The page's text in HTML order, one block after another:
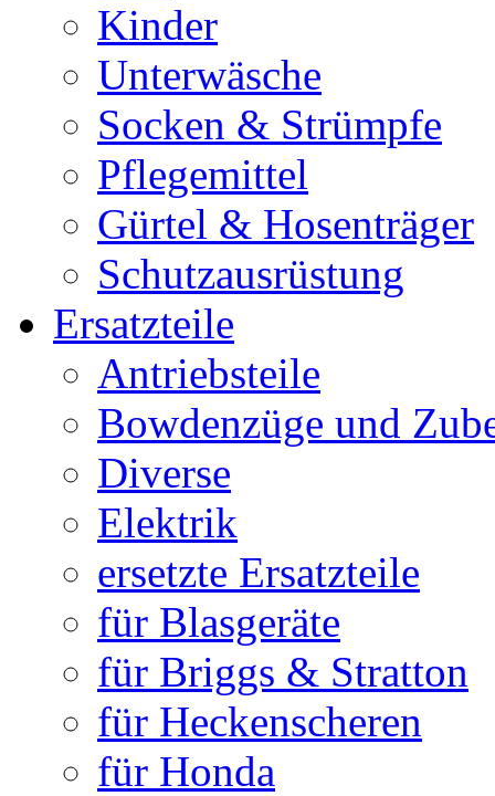
Kinder
Unterwäsche
Socken & Strümpfe
Pflegemittel
Gürtel & Hosenträger
Schutzausrüstung
Ersatzteile
Antriebsteile
Bowdenzüge und
Diverse
Elektrik
ersetzte Ersatzteile
für Blasgeräte
für Briggs & Stratton
für Heckenscheren
für Honda